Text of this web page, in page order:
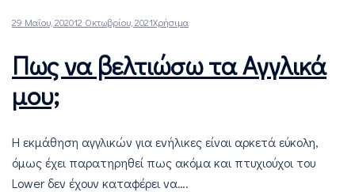
29 Μαΐου, 202012 Οκτωβρίου, 2021Χρήσιμα
Πως να βελτιώσω τα Αγγλικά
μου;
Η εκμάθηση αγγλικών για ενήλικες είναι αρκετά εύκολη,
όμως έχει παρατηρηθεί πως ακόμα και πτυχιούχοι του
Lower δεν έχουν καταφέρει να….